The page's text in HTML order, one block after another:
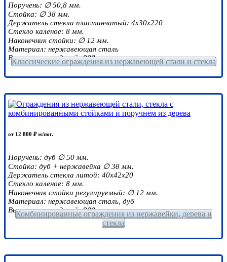
Поручень: ∅ 50,8 мм.
Стойка: ∅ 38 мм.
Держатель стекла пластинчатый: 4х30х220
Стекло каленое: 8 мм.
Наконечник стойки: ∅ 12 мм.
Материал: нержавеющая сталь
Высота ограждений: 900 мм.
Классические ограждения из нержавеющей стали и стекла
от 12 800 ₽ м/пог.
Поручень: дуб ∅ 50 мм.
Стойка: дуб + нержавейка ∅ 38 мм.
Держатель стекла литой: 40х42х20
Стекло каленое: 8 мм.
Наконечник стойки регулируемый: ∅ 12 мм.
Материал: нержавеющая сталь, дуб
Высота ограждений: 900 мм.
Комбинированные ограждения из нержавейки, дерева и
стекла